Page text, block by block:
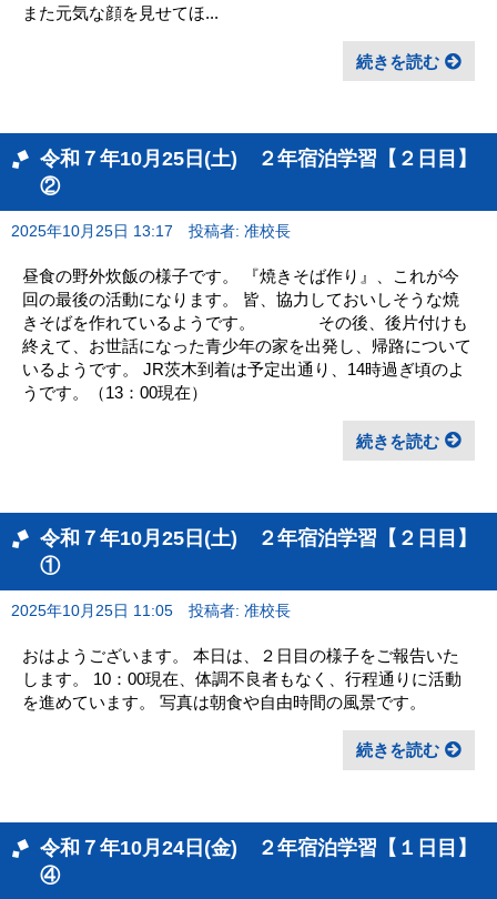
また元気な顔を見せてほ...
続きを読む
令和７年10月25日(土) ２年宿泊学習【２日目】
②
2025年10月25日 13:17 投稿者: 准校長
昼食の野外炊飯の様子です。 『焼きそば作り』、これが今
回の最後の活動になります。 皆、協力しておいしそうな焼
きそばを作れているようです。 その後、後片付けも
終えて、お世話になった青少年の家を出発し、帰路について
いるようです。 JR茨木到着は予定出通り、14時過ぎ頃のよ
うです。（13：00現在）
続きを読む
令和７年10月25日(土) ２年宿泊学習【２日目】
①
2025年10月25日 11:05 投稿者: 准校長
おはようございます。 本日は、２日目の様子をご報告いた
します。 10：00現在、体調不良者もなく、行程通りに活動
を進めています。 写真は朝食や自由時間の風景です。
続きを読む
令和７年10月24日(金) ２年宿泊学習【１日目】
④